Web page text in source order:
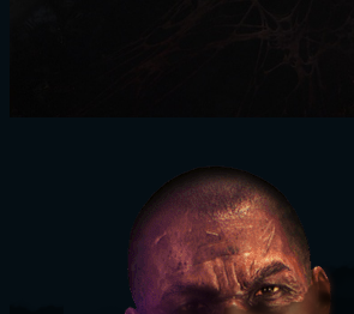
ZALOGUJ SIĘ